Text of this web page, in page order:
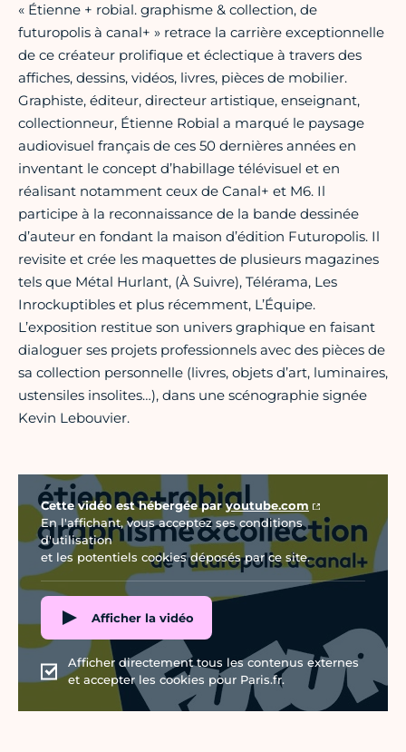
« Étienne + robial. graphisme & collection, de
futuropolis à canal+ » retrace la carrière exceptionnelle
de ce créateur prolifique et éclectique à travers des
affiches, dessins, vidéos, livres, pièces de mobilier.
Graphiste, éditeur, directeur artistique, enseignant,
collectionneur, Étienne Robial a marqué le paysage
audiovisuel français de ces 50 dernières années en
inventant le concept d’habillage télévisuel et en
réalisant notamment ceux de Canal+ et M6. Il
participe à la reconnaissance de la bande dessinée
d’auteur en fondant la maison d’édition Futuropolis. Il
revisite et crée les maquettes de plusieurs magazines
tels que Métal Hurlant, (À Suivre), Télérama, Les
Inrockuptibles et plus récemment, L’Équipe.
L’exposition restitue son univers graphique en faisant
dialoguer ses projets professionnels avec des pièces de
sa collection personnelle (livres, objets d’art, luminaires,
ustensiles insolites…), dans une scénographie signée
Kevin Lebouvier.
Vidéo Youtube
Cette vidéo est hébergée paryoutube.com
En l'affichant, vous acceptez ses conditions
d'utilisation
et les potentiels cookies déposés par ce site.
Afficher la vidéo
Afficher directement tous les contenus externes
et accepter les cookies pour Paris.fr.